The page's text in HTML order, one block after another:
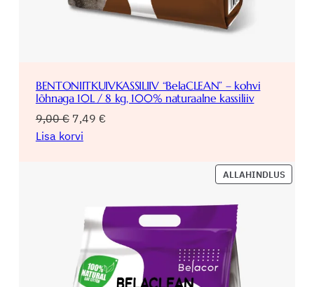
BENTONIITKUIVKASSILIIV “BelaCLEAN” – kohvi
lõhnaga 10L / 8 kg, 100% naturaalne kassiliiv
9,00€ Algne
hind
7,49 €Praegune
Lisa korvi
ALLAHINDLUS
TOODE